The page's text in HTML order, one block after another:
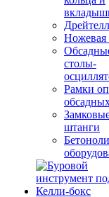
Ножевая
столы-
Рамки
штанги